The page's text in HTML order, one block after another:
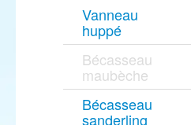
Vanneau
huppé
Bécasseau
maubèche
Bécasseau
sanderling